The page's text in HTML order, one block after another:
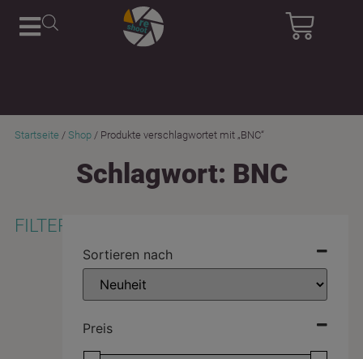
Startseite / Shop/ Produkte verschlagwortet mit „BNC“
Schlagwort: BNC
FILTER
Sortieren nach
Preis